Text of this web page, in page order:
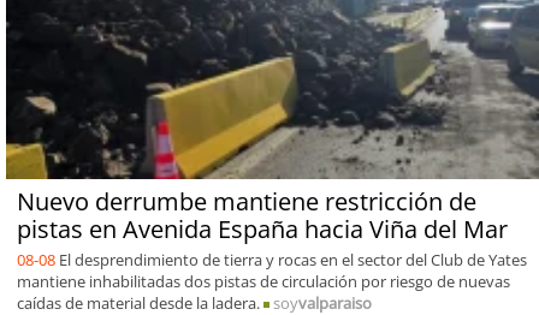
Nuevo derrumbe mantiene restricción de
pistas en Avenida España hacia Viña del Mar
08-08 El desprendimiento de tierra y rocas en el sector del Club de Yates
mantiene inhabilitadas dos pistas de circulación por riesgo de nuevas
caídas de material desde la ladera.
soyvalparaiso